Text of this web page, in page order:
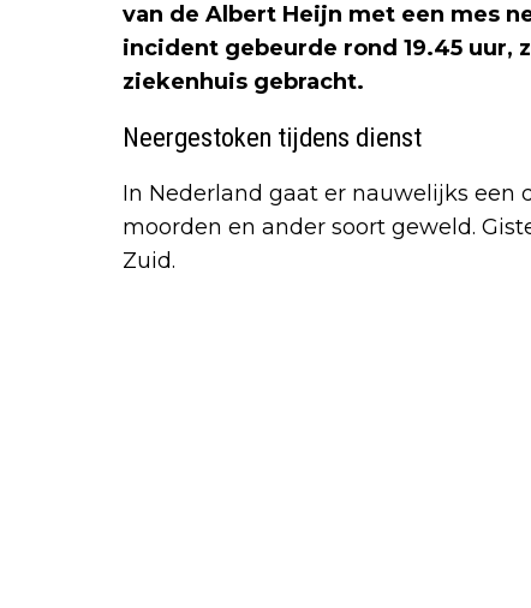
van de Albert Heijn met een mes
incident gebeurde rond 19.45 uur,
ziekenhuis gebracht.
Neergestoken tijdens dienst
In Nederland gaat er nauwelijks een
moorden en ander soort geweld.
Zuid.